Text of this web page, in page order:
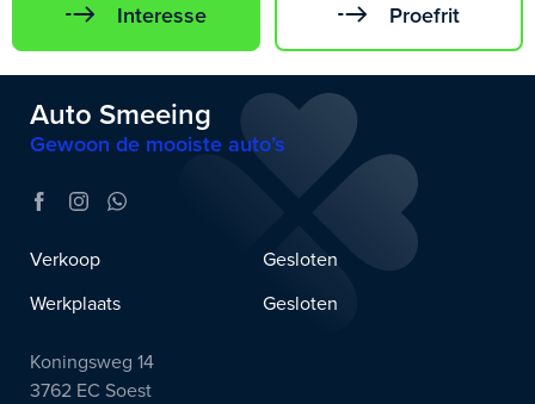
Interesse Proefrit
Auto Smeeing
Gewoon de mooiste auto’s
Verkoop
Gesloten
Werkplaats
Gesloten
Koningsweg 14
3762 EC Soest